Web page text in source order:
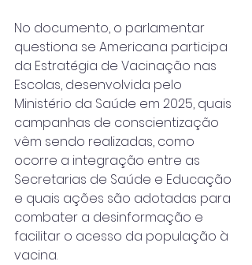
No documento, o parlamentar
questiona se Americana participa
da Estratégia de Vacinação nas
Escolas, desenvolvida pelo
Ministério da Saúde em 2025, quais
campanhas de conscientização
vêm sendo realizadas, como
ocorre a integração entre as
Secretarias de Saúde e Educação
e quais ações são adotadas para
combater a desinformação e
facilitar o acesso da população à
vacina.